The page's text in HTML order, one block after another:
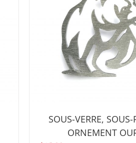
SOUS-VERRE,
ORNEMENT